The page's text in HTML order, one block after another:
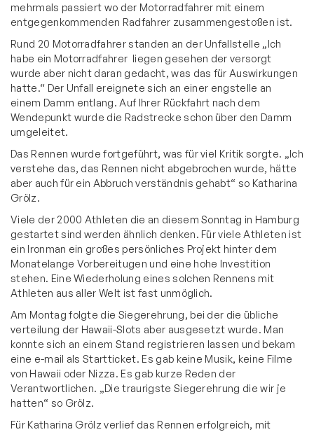
mehrmals passiert wo der Motorradfahrer mit einem
entgegenkommenden Radfahrer zusammengestoßen ist.
Rund 20 Motorradfahrer standen an der Unfallstelle „Ich
habe ein Motorradfahrer liegen gesehen der versorgt
wurde aber nicht daran gedacht, was das für Auswirkungen
hatte.“ Der Unfall ereignete sich an einer engstelle an
einem Damm entlang. Auf Ihrer Rückfahrt nach dem
Wendepunkt wurde die Radstrecke schon über den Damm
umgeleitet.
Das Rennen wurde fortgeführt, was für viel Kritik sorgte. „Ich
verstehe das, das Rennen nicht abgebrochen wurde, hätte
aber auch für ein Abbruch verständnis gehabt“ so Katharina
Grölz.
Viele der 2000 Athleten die an diesem Sonntag in Hamburg
gestartet sind werden ähnlich denken. Für viele Athleten ist
ein Ironman ein großes persönliches Projekt hinter dem
Monatelange Vorbereitugen und eine hohe Investition
stehen. Eine Wiederholung eines solchen Rennens mit
Athleten aus aller Welt ist fast unmöglich.
Am Montag folgte die Siegerehrung, bei der die übliche
verteilung der Hawaii-Slots aber ausgesetzt wurde. Man
konnte sich an einem Stand registrieren lassen und bekam
eine e-mail als Startticket. Es gab keine Musik, keine Filme
von Hawaii oder Nizza. Es gab kurze Reden der
Verantwortlichen. „Die traurigste Siegerehrung die wir je
hatten“ so Grölz.
Für Katharina Grölz verlief das Rennen erfolgreich, mit